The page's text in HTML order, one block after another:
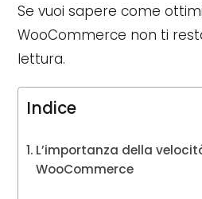
Se vuoi sapere come
WooCommerce non ti
lettura.
Indice
L’importanza della
WooCommerce